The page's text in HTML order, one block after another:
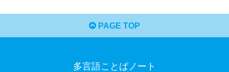
PAGE TOP
多言語ことばノート